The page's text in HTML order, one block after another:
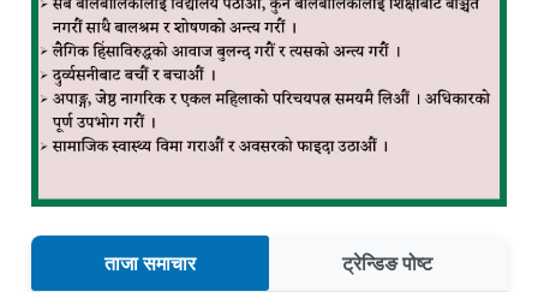
ताजा समाचार ट्रेन्डिङ पोष्ट